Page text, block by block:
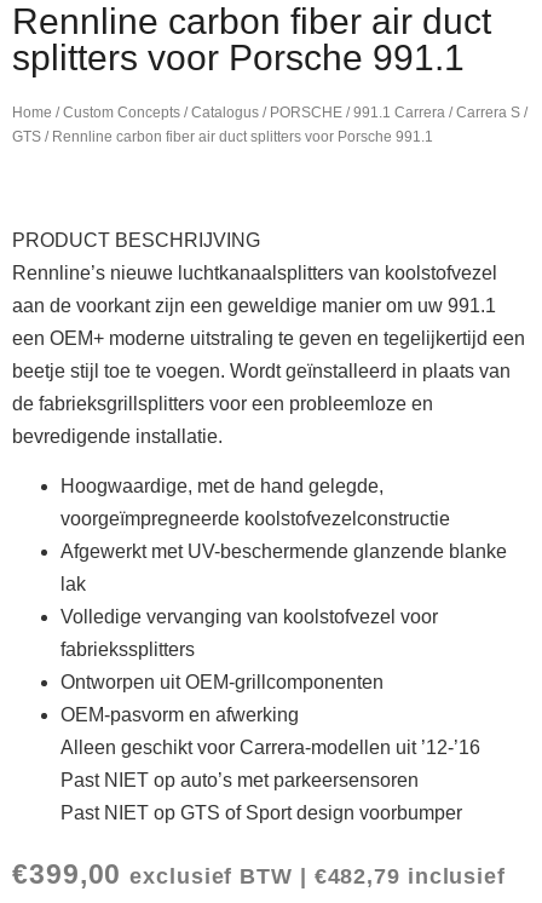
Rennline carbon fiber air duct
splitters voor Porsche 991.1
Home /Custom Concepts /Catalogus / PORSCHE /991.1 Carrera / Carrera S /
GTS / Rennline carbon fiber air duct splitters voor Porsche 991.1
PRODUCT BESCHRIJVING
Rennline’s nieuwe luchtkanaalsplitters van koolstofvezel
aan de voorkant zijn een geweldige manier om uw 991.1
een OEM+ moderne uitstraling te geven en tegelijkertijd een
beetje stijl toe te voegen. Wordt geïnstalleerd in plaats van
de fabrieksgrillsplitters voor een probleemloze en
bevredigende installatie.
Hoogwaardige, met de hand gelegde,
voorgeïmpregneerde koolstofvezelconstructie
Afgewerkt met UV-beschermende glanzende blanke
lak
Volledige vervanging van koolstofvezel voor
fabriekssplitters
Ontworpen uit OEM-grillcomponenten
OEM-pasvorm en afwerking
Alleen geschikt voor Carrera-modellen uit ’12-’16
Past NIET op auto’s met parkeersensoren
Past NIET op GTS of Sport design voorbumper
€399,00 exclusief BTW | €482,79 inclusief